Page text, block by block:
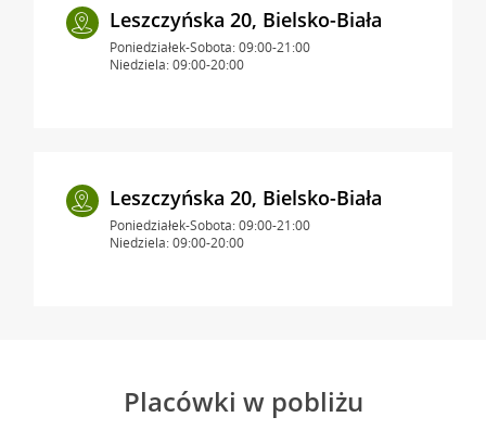
Leszczyńska 20, Bielsko-Biała
Poniedziałek-Sobota: 09:00-21:00
Niedziela: 09:00-20:00
Leszczyńska 20, Bielsko-Biała
Poniedziałek-Sobota: 09:00-21:00
Niedziela: 09:00-20:00
Placówki w pobliżu